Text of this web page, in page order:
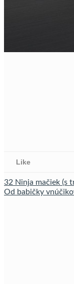
Like
32 Ninja mačiek (s
Od babičky